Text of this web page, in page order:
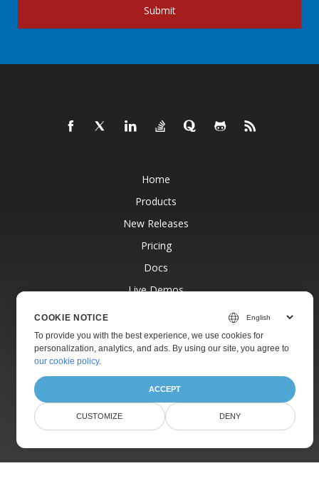
Submit
Home
Products
New Releases
Pricing
Docs
Live Demos
Paid Support
Paid Consulting
Blog
Websites
About
COOKIE NOTICE
To provide you with the best experience, we use cookies for
personalization, analytics, and ads. By using our site, you agree to
our cookie policy.
ACCEPT
CUSTOMIZE DENY